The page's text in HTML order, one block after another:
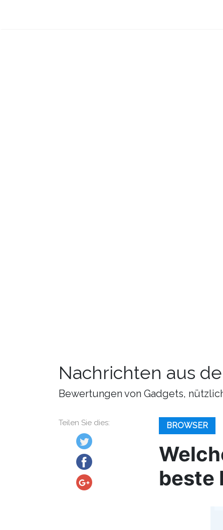
Nachrichten aus
Bewertungen von Gadgets,
Teilen Sie dies: BROWSER
beste